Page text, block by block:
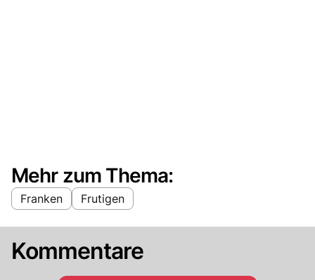
Mehr zum Thema:
Franken Frutigen
Kommentare